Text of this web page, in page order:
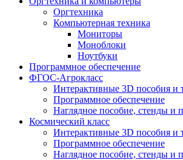
Оргтехника
Компьютерная техника
Мониторы
Моноблоки
Ноутбуки
Программное обеспечение
ФГОС-Агрокласс
Интерактивные 3D пособия и
Программное обеспечение
Наглядное пособие, стенды и
Космический класс
Интерактивные 3D пособия и
Программное обеспечение
Наглядное пособие, стенды и